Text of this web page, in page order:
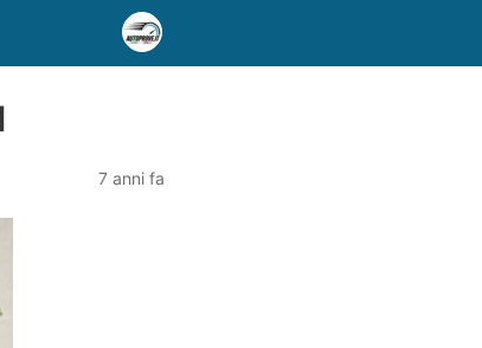
7 anni fa